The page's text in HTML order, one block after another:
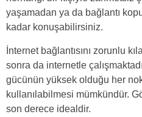
yaşamadan ya da bağlantı
kadar konuşabilirsiniz.
İnternet bağlantısını zorunlu
sonra da internetle
gücünün yüksek olduğu her
kullanılabilmesi mümkündür.
son derece idealdir.